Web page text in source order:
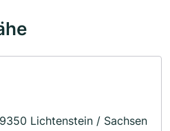
Lichtenstein / Sachsen